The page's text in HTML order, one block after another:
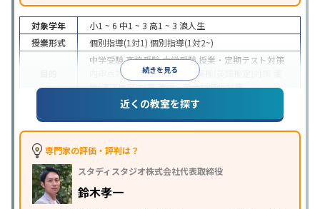
続きを見る
対象学年 小1 ~ 6 中1 ~ 3 高1 ~ 3 浪人生
授業形式
個別指導(1対1) 個別指導(1対2~)
中学受験高校受験大学受験 授業・定期テスト対策
内申点対策
学習習慣の定着 英検(英語検定)対策
検(漢字検定)対策英語・英会話特化対策
1科目から受講可能季節講習のみの受講可
※2023年3月調査。小学校高学年の個別指導塾アンケート調査方法を参
近くの教室を探す
専門家の評価・評判は？
スタディスタジオ株式会社代表取締役
鈴木孝一